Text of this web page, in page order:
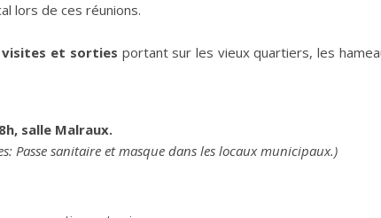
lors de ces réunions.
visites et sorties portant sur les vieux quartiers, les
salle Malraux.
Passe sanitaire et masque dans les locaux municipaux.)